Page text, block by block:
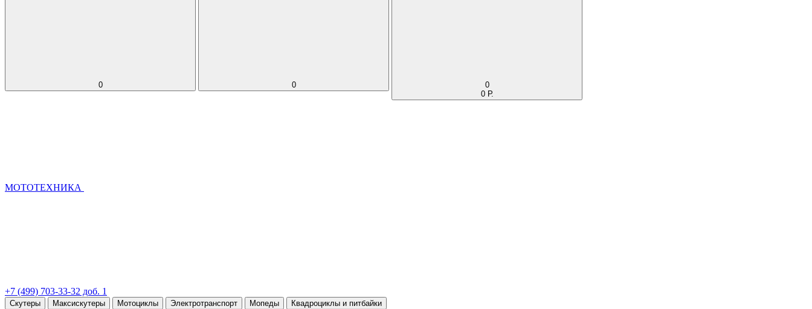
0 0
0
0 Р.
МОТОТЕХНИКА
+7 (499) 703-33-32 доб. 1
Скутеры Максискутеры Мотоциклы Электротранспорт Мопеды
Квадроциклы и питбайки